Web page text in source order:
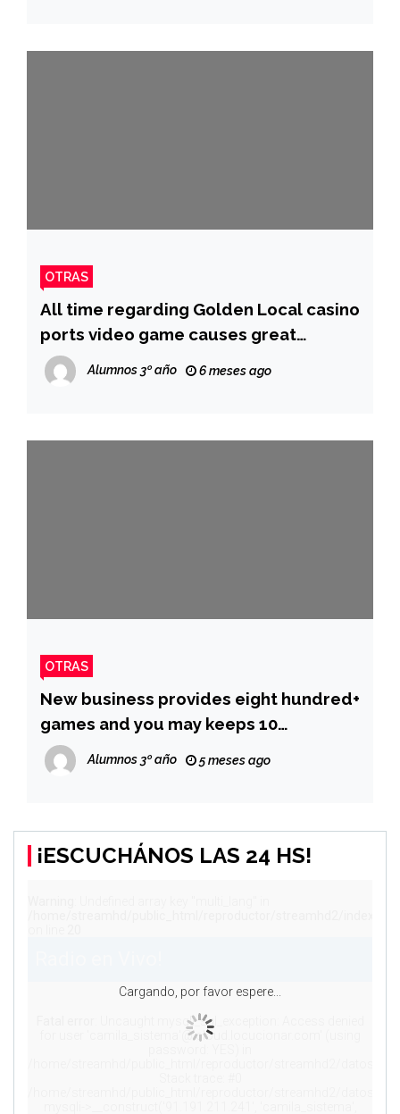
OTRAS
All time regarding Golden Local casino
ports video game causes great
advantages
Alumnos 3º año 6 meses ago
OTRAS
New business provides eight hundred+
games and you may keeps 10
significant licenses, such as the MGA
and UKGC
Alumnos 3º año 5 meses ago
¡ESCUCHÁNOS LAS 24 HS!